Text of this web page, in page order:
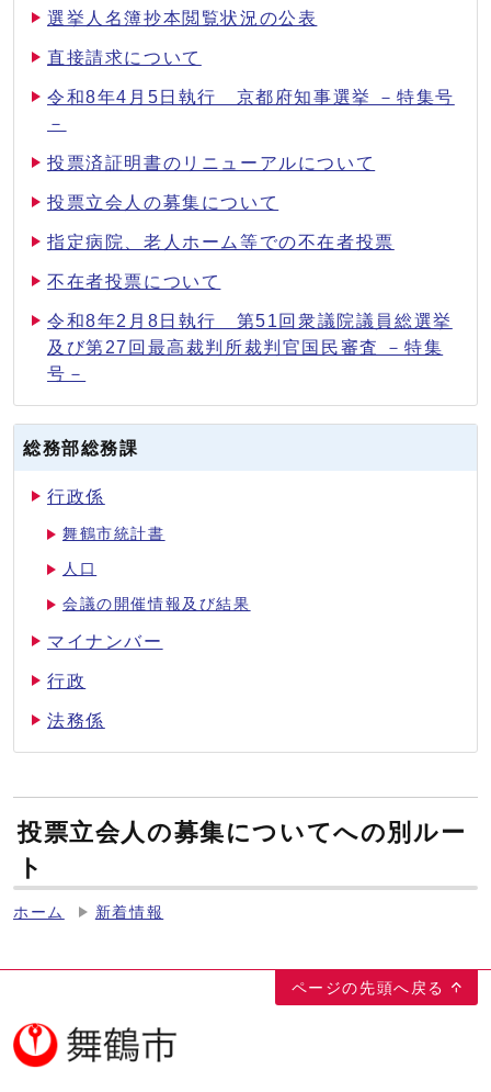
選挙人名簿抄本閲覧状況の公表
直接請求について
令和8年4月5日執行 京都府知事選挙 －特集号
－
投票済証明書のリニューアルについて
投票立会人の募集について
指定病院、老人ホーム等での不在者投票
不在者投票について
令和8年2月8日執行 第51回衆議院議員総選挙
及び第27回最高裁判所裁判官国民審査 －特集
号－
総務部総務課
行政係
舞鶴市統計書
人口
会議の開催情報及び結果
マイナンバー
行政
法務係
投票立会人の募集についてへの別ルー
ト
ホーム 新着情報
ページの先頭へ戻る